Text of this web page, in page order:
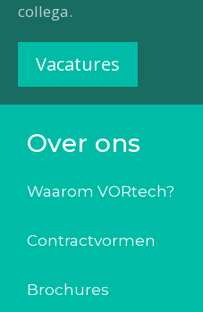
Over ons
Waarom VORtech?
Contractvormen
Brochures
collega.
Vacatures